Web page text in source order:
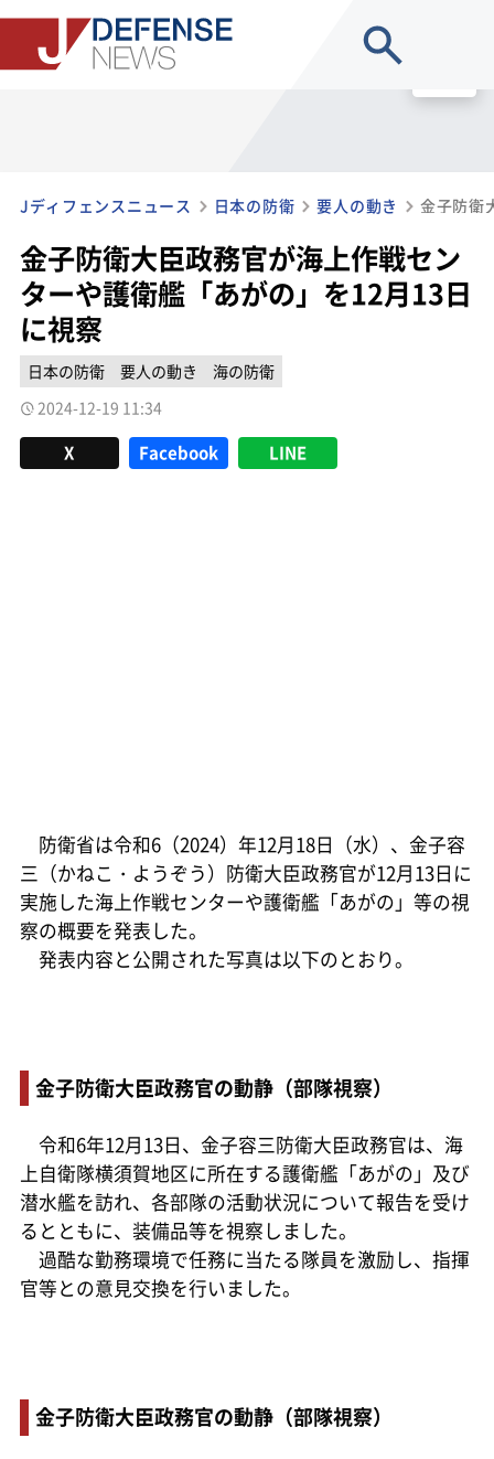
Jディフェンスニュース 日本の防衛 要人の動き
金子防衛大臣政務官が海上作戦セン
ターや護衛艦「あがの」を12月13日
に視察
日本の防衛 要人の動き
海の防衛
2024-12-19 11:34
X Facebook LINE
防衛省は令和6（2024）年12月18日（水）、金子容
三（かねこ・ようぞう）防衛大臣政務官が12月13日に
実施した海上作戦センターや護衛艦「あがの」等の視
察の概要を発表した。
発表内容と公開された写真は以下のとおり。
金子防衛大臣政務官の動静（部隊視察）
令和6年12月13日、金子容三防衛大臣政務官は、海
上自衛隊横須賀地区に所在する護衛艦「あがの」及び
潜水艦を訪れ、各部隊の活動状況について報告を受け
るとともに、装備品等を視察しました。
過酷な勤務環境で任務に当たる隊員を激励し、指揮
官等との意見交換を行いました。
金子防衛大臣政務官の動静（部隊視察）